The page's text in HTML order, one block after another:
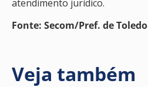
atendimento jurídico.
Fonte: Secom/Pref. de Toledo
Veja também